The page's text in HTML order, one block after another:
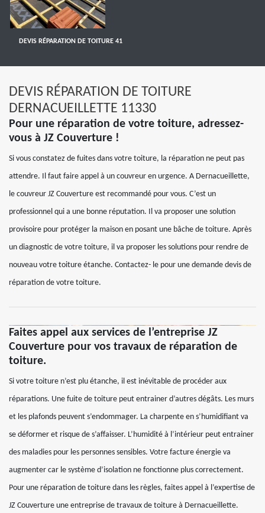
DEVIS RÉPARATION DE TOITURE 41
DEVIS RÉPARATION DE TOITURE
DERNACUEILLETTE 11330
Pour une réparation de votre toiture, adressez-
vous à JZ Couverture !
Si vous constatez de fuites dans votre toiture, la réparation ne peut pas
attendre. Il faut faire appel à un couvreur en urgence. A Dernacueillette,
le couvreur JZ Couverture est recommandé pour vous. C’est un
professionnel qui a une bonne réputation. Il va proposer une solution
provisoire pour protéger la maison en posant une bâche de toiture. Après
un diagnostic de votre toiture, il va proposer les solutions pour rendre de
nouveau votre toiture étanche. Contactez- le pour une demande devis de
réparation de votre toiture.
Faites appel aux services de l’entreprise JZ
Couverture pour vos travaux de réparation de
toiture.
Si votre toiture n’est plu étanche, il est inévitable de procéder aux
réparations. Une fuite de toiture peut entrainer d’autres dégâts. Les murs
et les plafonds peuvent s’endommager. La charpente en s’humidifiant va
se déformer et risque de s’affaisser. L’humidité à l’intérieur peut entrainer
des maladies pour les personnes sensibles. Votre facture énergie va
augmenter car le système d’isolation ne fonctionne plus correctement.
Pour une réparation de toiture dans les règles, faites appel à l’expertise de
JZ Couverture une entreprise de travaux de toiture à Dernacueillette.